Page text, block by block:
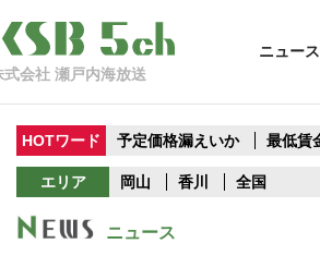
式会社 瀬戸内海放送
ニュース
HOTワード 予定価格漏えいか 最低賃
エリア 岡山 香川 全国
ニュース